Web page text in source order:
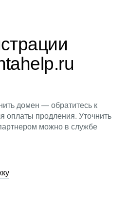
домен — обратитесь к
оплаты продления. Уточнить
можно в службе